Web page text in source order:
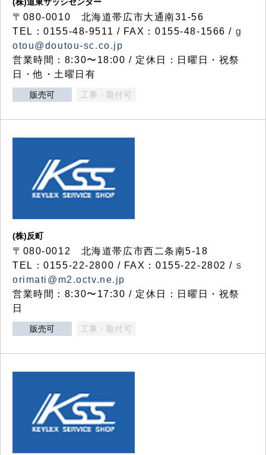
〒080-0010 北海道帯広市大通南31-56
TEL：0155-48-9511 / FAX：0155-48-1566 / g
otou@doutou-sc.co.jp
営業時間：8:30〜18:00 / 定休日：日曜日・祝祭
日・他・土曜日有
販売可 工事・取付可
(株)反町
〒080-0012 北海道帯広市西二条南5-18
TEL：0155-22-2800 / FAX：0155-22-2802 / s
orimati@m2.octv.ne.jp
営業時間：8:30〜17:30 / 定休日：日曜日・祝祭
日
販売可 工事・取付可